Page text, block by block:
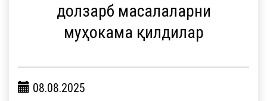
долзарб масалаларни
муҳокама қилдилар
08.08.2025